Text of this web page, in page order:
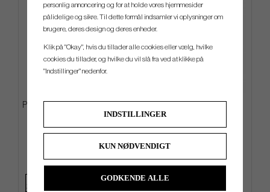
PXG Xtreme Hybrid - Stand Bag
kr.3 399
Info Køb
kr.2 659
Info Køb
personlig annoncering og for at holde vores hjemmesider
pålidelige og sikre. Til dette formål indsamler vi oplysninger om
brugere, deres design og deres enheder.
Klik på "Okay", hvis du tillader alle cookies eller vælg, hvilke
cookies du tillader, og hvilke du vil slå fra ved at klikke på
"Indstillinger" nedenfor.
INDSTILLINGER
KUN NØDVENDIGT
GODKENDE ALLE